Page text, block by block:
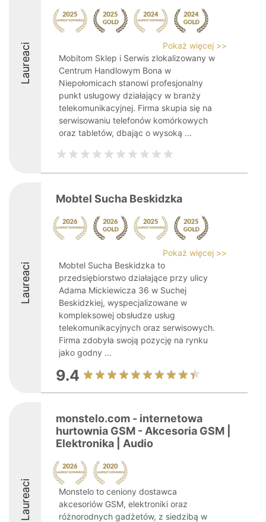
Laureaci
Pokaż więcej >>
Mobitom Sklep i Serwis zlokalizowany w
Centrum Handlowym Bona w
Niepołomicach stanowi profesjonalny
punkt usługowy działający w branży
telekomunikacyjnej. Firma skupia się na
serwisowaniu telefonów komórkowych
oraz tabletów, dbając o wysoką ...
Laureaci
Mobtel Sucha Beskidzka
Pokaż więcej >>
Mobtel Sucha Beskidzka to
przedsiębiorstwo działające przy ulicy
Adama Mickiewicza 36 w Suchej
Beskidzkiej, wyspecjalizowane w
kompleksowej obsłudze usług
telekomunikacyjnych oraz serwisowych.
Firma zdobyła swoją pozycję na rynku
jako godny ...
9.4
Laureaci
monstelo.com - internetowa
hurtownia GSM - Akcesoria GSM |
Elektronika | Audio
Monstelo to ceniony dostawca
akcesoriów GSM, elektroniki oraz
różnorodnych gadżetów, z siedzibą w